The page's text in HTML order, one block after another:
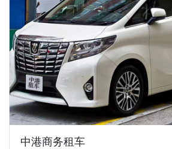
中港商务租车